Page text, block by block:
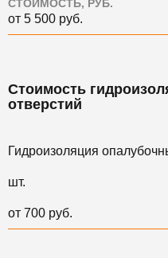
СТОИМОСТЬ, РУБ.
от 5 500 руб.
Стоимость
отверстий
Гидроизоляция
шт.
от 700 руб.